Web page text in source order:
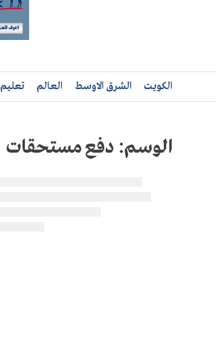
الكويت الشرق الاوسط العالم تعليم
الوسم: دفع مستحقات